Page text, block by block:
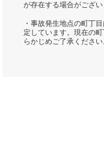
が存在する場合がござい
・事故発生地点の町丁
定しています。現在の
らかじめご了承ください